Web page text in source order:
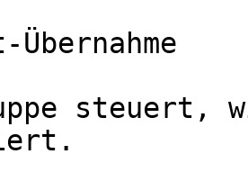
steuert,